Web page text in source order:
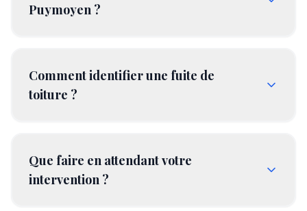
Puymoyen ?
Comment identifier une fuite de
toiture ?
Que faire en attendant votre
intervention ?